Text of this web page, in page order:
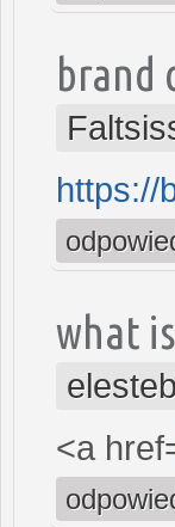
brand
https://
what
<a